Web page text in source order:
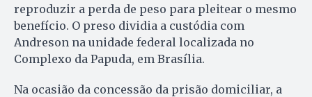
reproduzir a perda de peso para pleitear o mesmo
benefício. O preso dividia a custódia com
Andreson na unidade federal localizada no
Complexo da Papuda, em Brasília.
Na ocasião da concessão da prisão domiciliar, a